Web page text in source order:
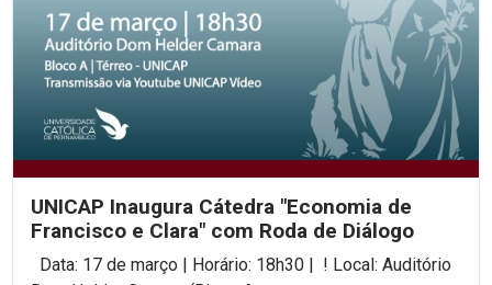
UNICAP Inaugura Cátedra "Economia de
Francisco e Clara" com Roda de Diálogo